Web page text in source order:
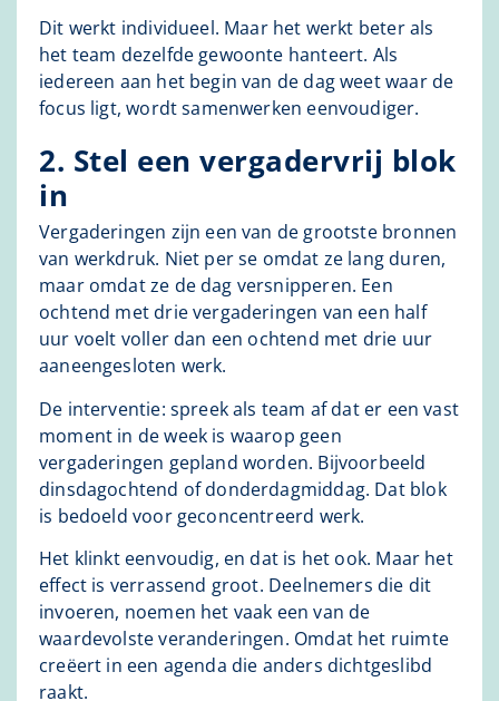
Dit werkt individueel. Maar het werkt beter als
het team dezelfde gewoonte hanteert. Als
iedereen aan het begin van de dag weet waar de
focus ligt, wordt samenwerken eenvoudiger.
2. Stel een vergadervrij blok
in
Vergaderingen zijn een van de grootste bronnen
van werkdruk. Niet per se omdat ze lang duren,
maar omdat ze de dag versnipperen. Een
ochtend met drie vergaderingen van een half
uur voelt voller dan een ochtend met drie uur
aaneengesloten werk.
De interventie: spreek als team af dat er een vast
moment in de week is waarop geen
vergaderingen gepland worden. Bijvoorbeeld
dinsdagochtend of donderdagmiddag. Dat blok
is bedoeld voor geconcentreerd werk.
Het klinkt eenvoudig, en dat is het ook. Maar het
effect is verrassend groot. Deelnemers die dit
invoeren, noemen het vaak een van de
waardevolste veranderingen. Omdat het ruimte
creëert in een agenda die anders dichtgeslibd
raakt.